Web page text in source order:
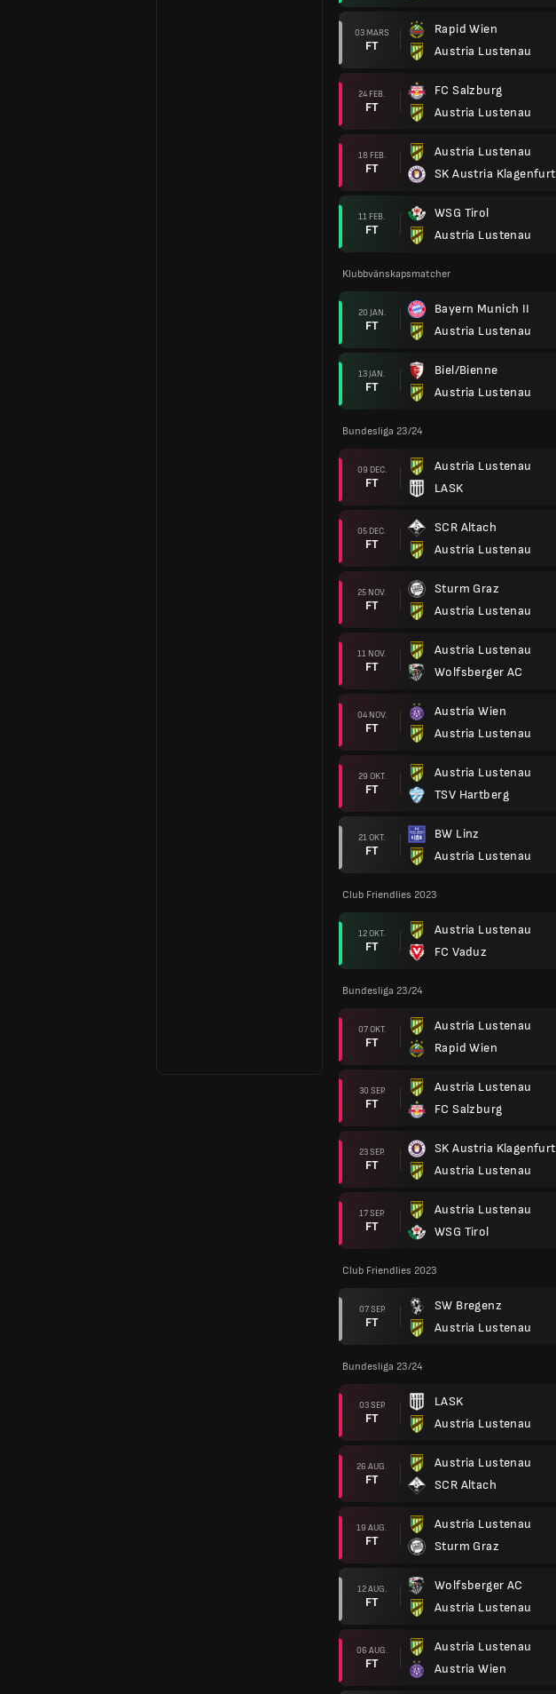
03 MARS
FT
Rapid Wien
Austria Lustenau
24 FEB.
FT
FC Salzburg
Austria Lustenau
18 FEB.
FT
Austria Lustenau
SK Austria Klagenfurt
11 FEB.
FT
WSG Tirol
Austria Lustenau
Klubbvänskapsmatcher
20 JAN.
FT
Bayern Munich II
Austria Lustenau
13 JAN.
FT
Biel/Bienne
Austria Lustenau
Bundesliga 23/24
09 DEC.
FT
Austria Lustenau
LASK
05 DEC.
FT
SCR Altach
Austria Lustenau
25 NOV.
FT
Sturm Graz
Austria Lustenau
11 NOV.
FT
Austria Lustenau
Wolfsberger AC
04 NOV.
FT
Austria Wien
Austria Lustenau
29 OKT.
FT
Austria Lustenau
TSV Hartberg
21 OKT.
FT
BW Linz
Austria Lustenau
Club Friendlies 2023
12 OKT.
FT
Austria Lustenau
FC Vaduz
Bundesliga 23/24
07 OKT.
FT
Austria Lustenau
Rapid Wien
30 SEP.
FT
Austria Lustenau
FC Salzburg
23 SEP.
FT
SK Austria Klagenfurt
Austria Lustenau
17 SEP.
FT
Austria Lustenau
WSG Tirol
Club Friendlies 2023
07 SEP.
FT
SW Bregenz
Austria Lustenau
Bundesliga 23/24
03 SEP.
FT
LASK
Austria Lustenau
26 AUG.
FT
Austria Lustenau
SCR Altach
19 AUG.
FT
Austria Lustenau
Sturm Graz
12 AUG.
FT
Wolfsberger AC
Austria Lustenau
06 AUG.
FT
Austria Lustenau
Austria Wien